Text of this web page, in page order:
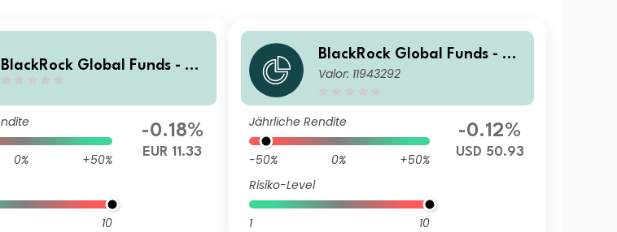
BlackRock Global Funds - US
SR2 EUR Hedged
0%
+50%
10
-0.18%
EUR 11.33
BlackRock Global Funds - US
Dollar High Yield Bond Fund
Valor: 11943292
Jährliche Rendite
-50% 0%
+50%
Risiko-Level
1 10
-0.12%
USD 50.93